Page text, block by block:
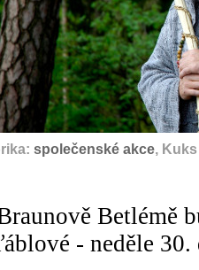
společenské akce,
Betlémě
- neděle 30.